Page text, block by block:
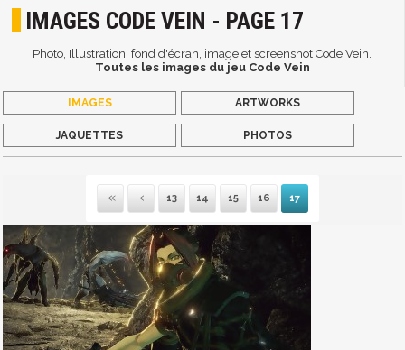
IMAGES CODE VEIN - PAGE 17
Photo, Illustration, fond d'écran, image et screenshot Code Vein.
Toutes les images du jeu Code Vein
IMAGES ARTWORKS
JAQUETTES PHOTOS
Première
Précédente
13 14 15 16 17